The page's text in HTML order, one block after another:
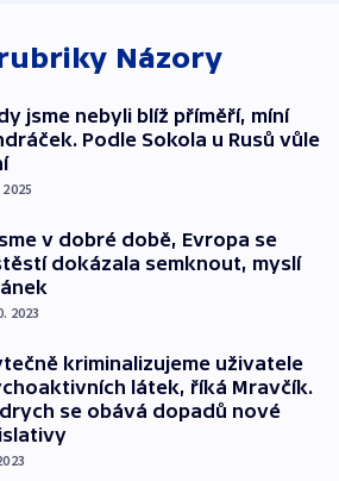
Názory
jsme nebyli blíž příměří, míní
Podle Sokola u Rusů vůle
2025
v dobré době, Evropa se
dokázala semknout, myslí
2023
kriminalizujeme uživatele
látek, říká Mravčík.
se obává dopadů nové